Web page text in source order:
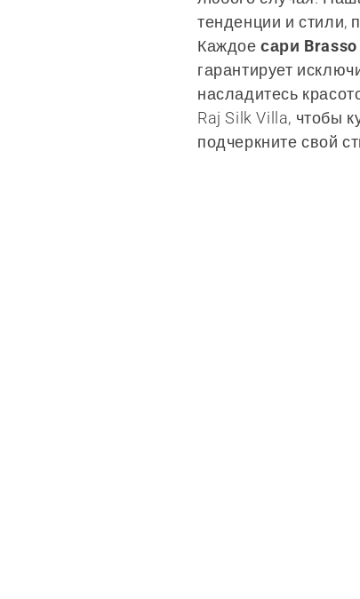
к
ц
и
тенденции и стили,
Каждоесари Brasso
гарантирует
насладитесь
Raj Silk Villa, чтобы
подчеркните свой